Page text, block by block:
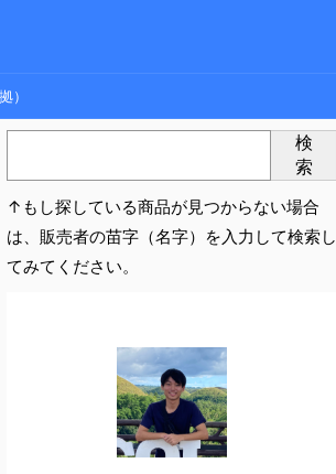
）
検
索
↑もし探している商品が見つからない場合
は、販売者の苗字（名字）を入力して検索し
てみてください。